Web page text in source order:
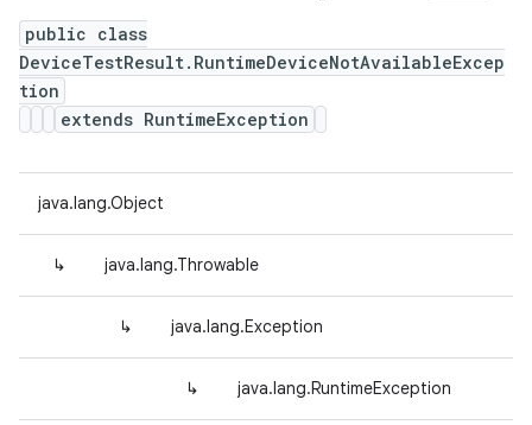
public class
DeviceTestResult.RuntimeDeviceNotAvailableExcep
tion
extends RuntimeException
java.lang.Object
↳ java.lang.Throwable
↳ java.lang.Exception
↳ java.lang.RuntimeException